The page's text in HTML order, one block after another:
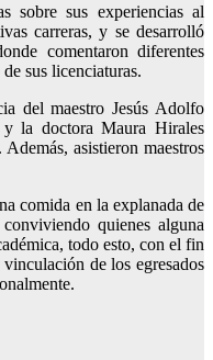
sobre sus experiencias al
carreras, y se desarrolló
comentaron diferentes
sus licenciaturas.
del maestro Jesús Adolfo
la doctora Maura Hirales
asistieron maestros
comida en la explanada de
quienes alguna
todo esto, con el fin
de los egresados